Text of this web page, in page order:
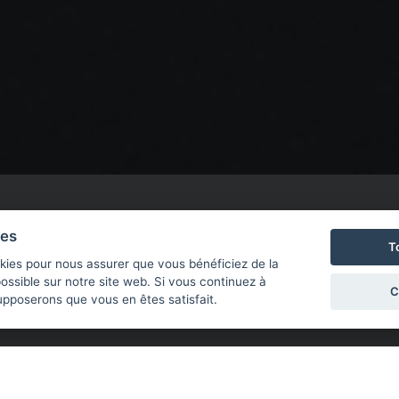
et spécialiste
pour nous assurer que vous bénéficiez de la
sur notre site web. Si vous continuez à
que vous en êtes satisfait.